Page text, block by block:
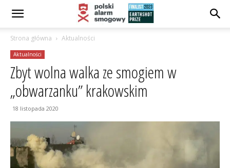
Strona główna Aktualności
Aktualności
Zbyt wolna walka ze smogiem w
„obwarzanku” krakowskim
18 listopada 2020